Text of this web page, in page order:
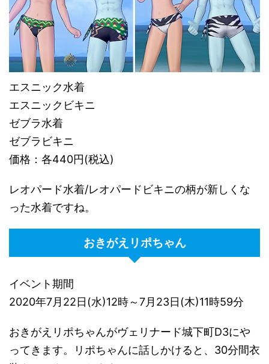
エスニック水着
エスニックビキニ
ゼブラ水着
ゼブラビキニ
価格：各440円(税込)
レオパード水着/レオパードビキニの柄が新しくな
った水着ですね。
おきがえリポちゃん
イベント期間
2020年7月22日(水)12時～7月23日(木)11時59分
おきがえリポちゃんがヴェリナード城下町D3にや
ってきます。リポちゃんに話しかけると、30分間衣